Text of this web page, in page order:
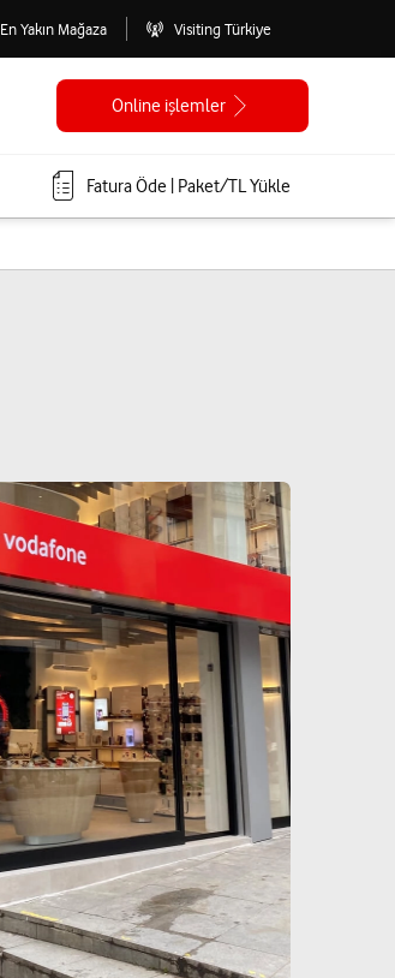
En Yakın Mağaza Visiting Türkiye
Online işlemler
Fatura Öde | Paket/TL Yükle